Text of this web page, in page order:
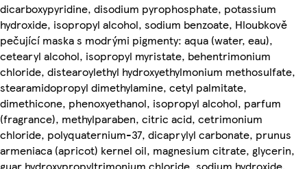
dicarboxypyridine, disodium pyrophosphate, potassium
hydroxide, isopropyl alcohol, sodium benzoate, Hloubkově
pečující maska s modrými pigmenty: aqua (water, eau),
cetearyl alcohol, isopropyl myristate, behentrimonium
chloride, distearoylethyl hydroxyethylmonium methosulfate,
stearamidopropyl dimethylamine, cetyl palmitate,
dimethicone, phenoxyethanol, isopropyl alcohol, parfum
(fragrance), methylparaben, citric acid, cetrimonium
chloride, polyquaternium-37, dicaprylyl carbonate, prunus
armeniaca (apricot) kernel oil, magnesium citrate, glycerin,
guar hydroxypropyltrimonium chloride, sodium hydroxide,